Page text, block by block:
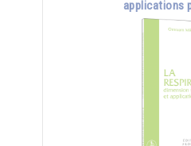
applications